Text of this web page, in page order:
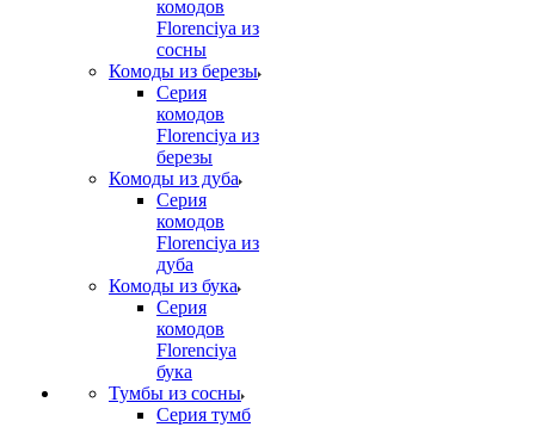
комодов
Florenciya из
сосны
Комоды из березы
Серия
комодов
Florenciya из
березы
Комоды из дуба
Серия
комодов
Florenciya из
дуба
Комоды из бука
Серия
комодов
Florenciya
бука
Тумбы из сосны
Серия тумб